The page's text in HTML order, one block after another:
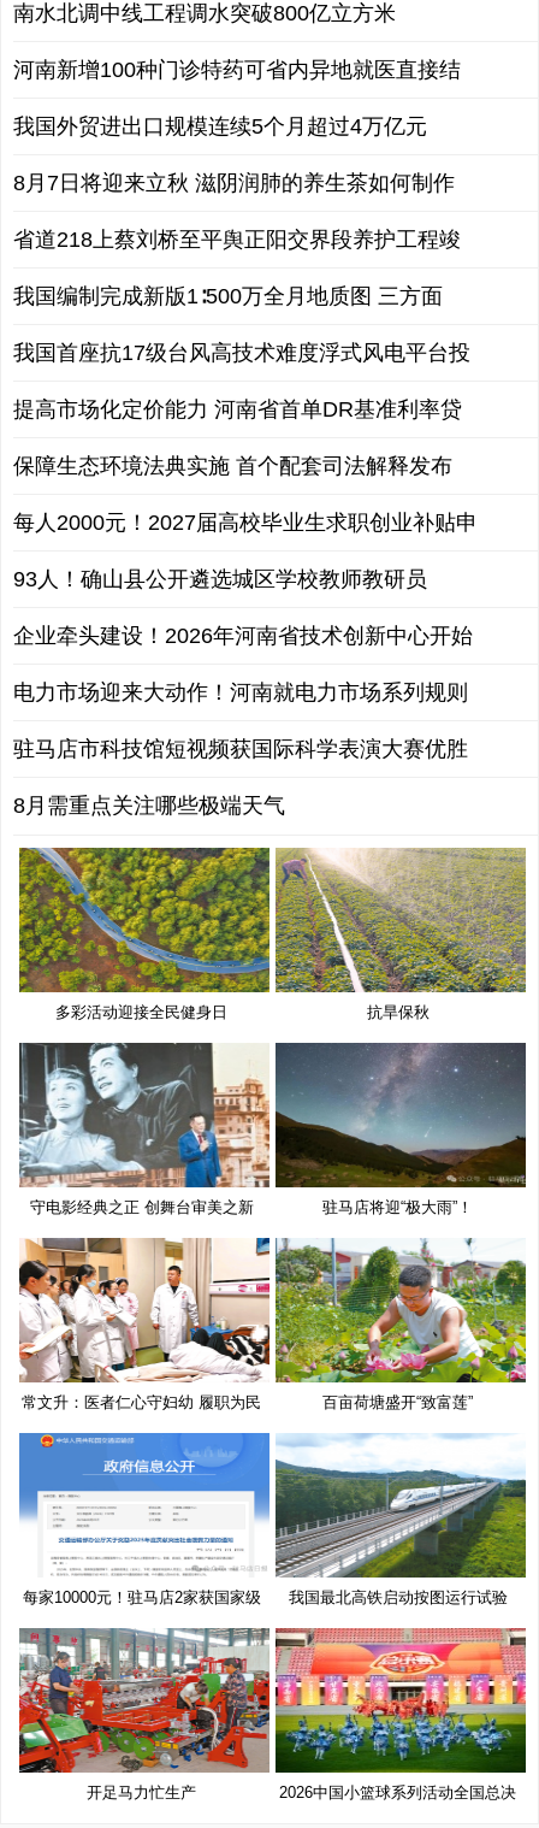
南水北调中线工程调水突破800亿立方米
河南新增100种门诊特药可省内异地就医直接结
我国外贸进出口规模连续5个月超过4万亿元
8月7日将迎来立秋 滋阴润肺的养生茶如何制作
省道218上蔡刘桥至平舆正阳交界段养护工程竣
我国编制完成新版1∶500万全月地质图 三方面
我国首座抗17级台风高技术难度浮式风电平台投
提高市场化定价能力 河南省首单DR基准利率贷
保障生态环境法典实施 首个配套司法解释发布
每人2000元！2027届高校毕业生求职创业补贴申
93人！确山县公开遴选城区学校教师教研员
企业牵头建设！2026年河南省技术创新中心开始
电力市场迎来大动作！河南就电力市场系列规则
驻马店市科技馆短视频获国际科学表演大赛优胜
8月需重点关注哪些极端天气
多彩活动迎接全民健身日 抗旱保秋
守电影经典之正 创舞台审美之新 驻马店将迎“极大雨”！
常文升：医者仁心守妇幼 履职为民 百亩荷塘盛开“致富莲”
每家10000元！驻马店2家获国家级
奖
我国最北高铁启动按图运行试验
开足马力忙生产
2026中国小篮球系列活动全国总决